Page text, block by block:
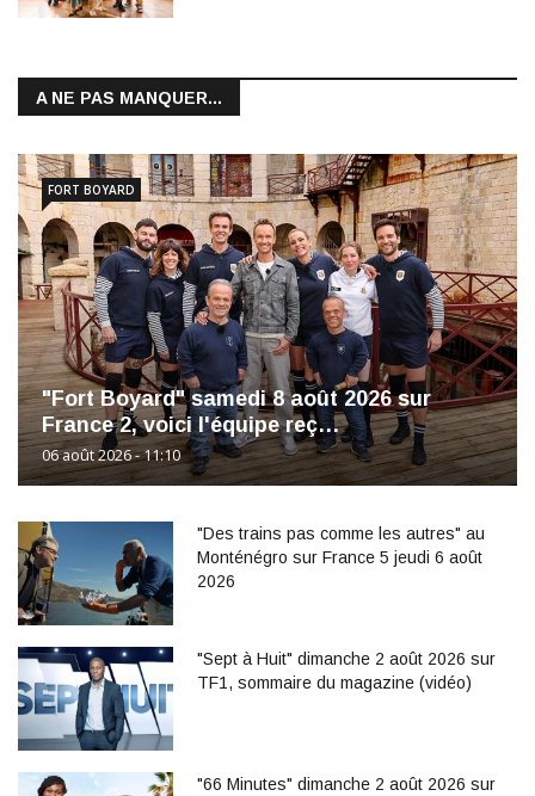
A NE PAS MANQUER...
"Fort Boyard" samedi 8 août 2026 sur
France 2, voici l'équipe reç…
06 août 2026 - 11:10
FORT BOYARD
"Des trains pas comme les autres" au
Monténégro sur France 5 jeudi 6 août
2026
"Sept à Huit" dimanche 2 août 2026 sur
TF1, sommaire du magazine (vidéo)
"66 Minutes" dimanche 2 août 2026 sur